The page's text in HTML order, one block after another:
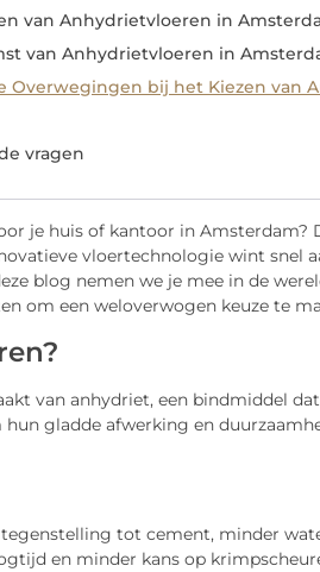
van Anhydrietvloeren in
van Anhydrietvloeren in
Overwegingen bij het Kiezen van
vragen
je huis of kantoor in Amsterdam?
vloertechnologie wint snel
blog nemen we je mee in de
om een weloverwogen keuze te
van anhydriet, een bindmiddel
gladde afwerking en
tot cement, minder
en minder kans op